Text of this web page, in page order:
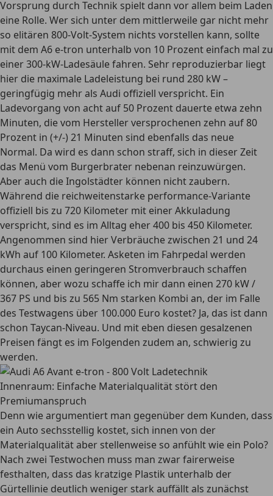
Vorsprung durch Technik spielt dann vor allem beim Laden
eine Rolle. Wer sich unter dem mittlerweile gar nicht mehr
so elitären 800-Volt-System nichts vorstellen kann, sollte
mit dem A6 e-tron unterhalb von 10 Prozent einfach mal zu
einer 300-kW-Ladesäule fahren. Sehr reproduzierbar liegt
hier die maximale Ladeleistung bei rund 280 kW –
geringfügig mehr als Audi offiziell verspricht. Ein
Ladevorgang von acht auf 50 Prozent dauerte etwa zehn
Minuten, die vom Hersteller versprochenen zehn auf 80
Prozent in (+/-) 21 Minuten sind ebenfalls das neue
Normal. Da wird es dann schon straff, sich in dieser Zeit
das Menü vom Burgerbrater nebenan reinzuwürgen.
Aber auch die Ingolstädter können nicht zaubern.
Während die reichweitenstarke performance-Variante
offiziell bis zu 720 Kilometer mit einer Akkuladung
verspricht, sind es im Alltag eher 400 bis 450 Kilometer.
Angenommen sind hier Verbräuche zwischen 21 und 24
kWh auf 100 Kilometer. Asketen im Fahrpedal werden
durchaus einen geringeren Stromverbrauch schaffen
können, aber wozu schaffe ich mir dann einen 270 kW /
367 PS und bis zu 565 Nm starken Kombi an, der im Falle
des Testwagens über 100.000 Euro kostet? Ja, das ist dann
schon Taycan-Niveau. Und mit eben diesen gesalzenen
Preisen fängt es im Folgenden zudem an, schwierig zu
werden.
Innenraum: Einfache Materialqualität stört den
Premiumanspruch
Denn wie argumentiert man gegenüber dem Kunden, dass
ein Auto sechsstellig kostet, sich innen von der
Materialqualität aber stellenweise so anfühlt wie ein Polo?
Nach zwei Testwochen muss man zwar fairerweise
festhalten, dass das kratzige Plastik unterhalb der
Gürtellinie deutlich weniger stark auffällt als zunächst